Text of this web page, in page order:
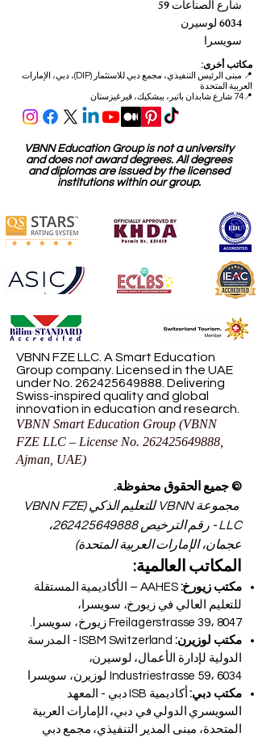
مكتب الجودة:
شارع الصناعات 59
6034 لوسيرن
سويسرا
مكاتب أخرى:
📍
VBNN Education Group is not a university
and does not award degrees. All degrees
VBNN FZE LLC. A Smart Education
Group company. Licensed in the UAE
under No.262425649888. Delivering
Swiss-inspired quality and global
innovation in education and research.
VBNN Smart Education Group (VBNN
FZE LLC – License No.
© جميع الحقوق محفوظة.
مجموعة VBNN للتعليم الذكي (VBNN FZE
LLC - رقم الترخيص
262425649888
عجمان، الإمارات العربية المتحدة)
المكاتب العالمية:
مكتب زيورخ:
AAHES – الأكاديمية المستقلة
للتعليم العالي في زيورخ، سويسرا،
Freilagerstrasse 39، 8047 زيورخ، سويسرا.
مكتب لوزيرن:
الدولية لإدارة الأعمال، لوسيرن،
Industriestrasse 59، 6034 لوزيرن، سويسرا
مكتب دبي:
أكاديمية ISB دبي - المعهد
السويسري الدولي في دبي، الإمارات العربية